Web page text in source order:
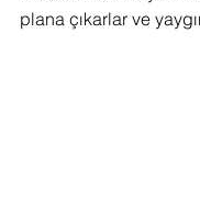
plana çıkarlar ve